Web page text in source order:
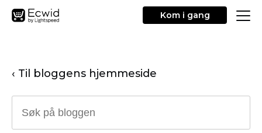
Kom i gang
‹ Til bloggens hjemmeside